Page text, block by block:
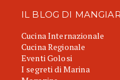
IL BLOG DI
Cucina Internazionale
Cucina Regionale
Eventi Golosi
I segreti di Marina